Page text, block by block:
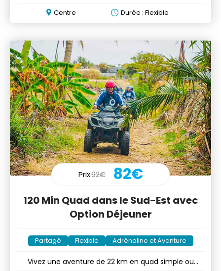
Centre Durée : Flexible
Prix92€ 82€
120 Min Quad dans le Sud-Est avec
Option Déjeuner
Partagé Flexible Adrénaline et Aventure
Vivez une aventure de 22 km en quad simple ou